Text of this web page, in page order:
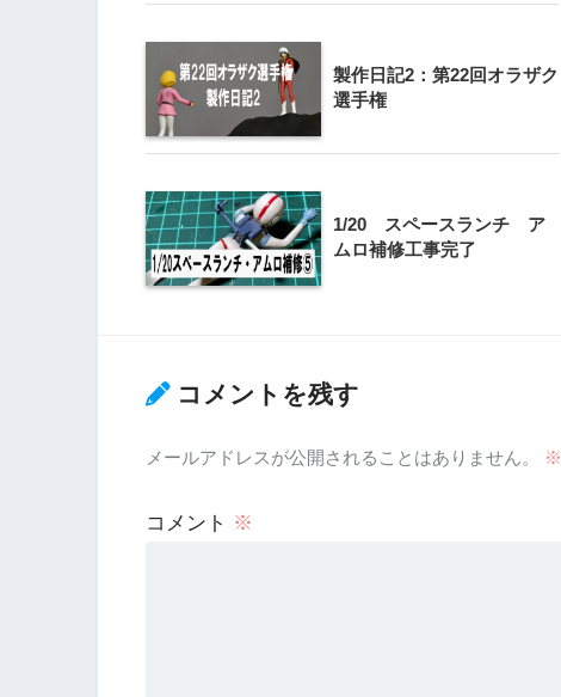
製作日記2：第22回オラザク
選手権
1/20 スペースランチ ア
ムロ補修工事完了
コメントを残す
メールアドレスが公開されることはありません。 ※
コメント ※